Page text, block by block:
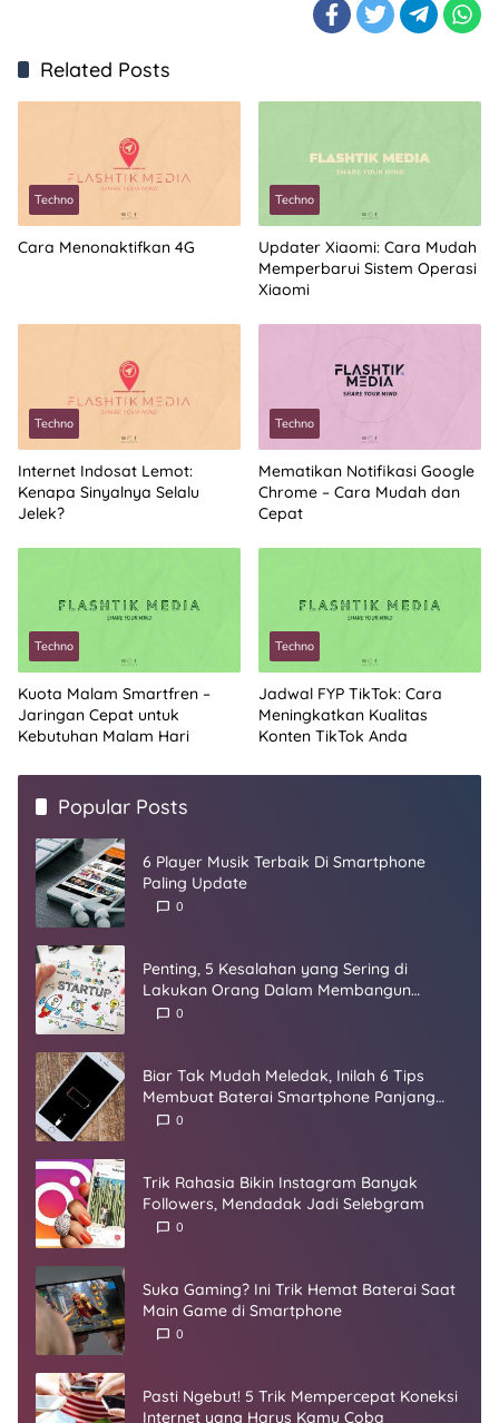
Related Posts
Techno
Cara Menonaktifkan 4G
Techno
Updater Xiaomi: Cara Mudah
Memperbarui Sistem Operasi
Xiaomi
Techno
Internet Indosat Lemot:
Kenapa Sinyalnya Selalu
Jelek?
Techno
Mematikan Notifikasi Google
Chrome – Cara Mudah dan
Cepat
Techno
Kuota Malam Smartfren –
Jaringan Cepat untuk
Kebutuhan Malam Hari
Techno
Jadwal FYP TikTok: Cara
Meningkatkan Kualitas
Konten TikTok Anda
Popular Posts
6 Player Musik Terbaik Di Smartphone
Paling Update
0
Penting, 5 Kesalahan yang Sering di
Lakukan Orang Dalam Membangun
Startup
0
Biar Tak Mudah Meledak, Inilah 6 Tips
Membuat Baterai Smartphone Panjang
Umur
0
Trik Rahasia Bikin Instagram Banyak
Followers, Mendadak Jadi Selebgram
0
Suka Gaming? Ini Trik Hemat Baterai Saat
Main Game di Smartphone
0
Pasti Ngebut! 5 Trik Mempercepat Koneksi
Internet yang Harus Kamu Coba